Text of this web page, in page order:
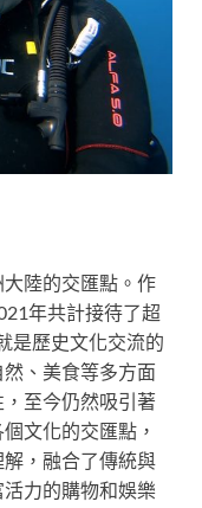
陸的交匯點。作
年共計接待了超
是歷史文化交流的
、美食等多方面
至今仍然吸引著
文化的交匯點，
，融合了傳統與
力的購物和娛樂